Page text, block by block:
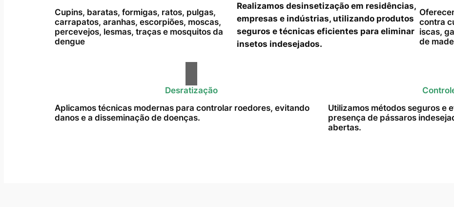
Cupins, baratas, formigas, ratos, pulgas,
carrapatos, aranhas, escorpiões, moscas,
percevejos, lesmas, traças e mosquitos da
dengue
Realizamos desinsetização em residências,
empresas e indústrias, utilizando produtos
seguros e técnicas eficientes para eliminar
insetos indesejados.
contra
iscas,
de
Desratização
Aplicamos técnicas modernas para controlar roedores, evitando
danos e a disseminação de doenças.
Utilizamos métodos seguros e
presença de pássaros
abertas.